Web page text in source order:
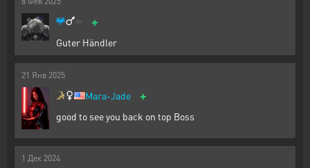
+
Guter Händler
21 Янв 2025
Mara-Jade +
good to see you back on top Boss
1 Дек 2024